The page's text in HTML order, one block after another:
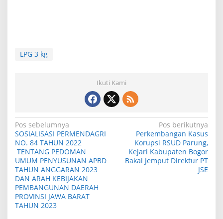
LPG 3 kg
Ikuti Kami
N
a
v
i
g
a
s
Pos sebelumnya
SOSIALISASI PERMENDAGRI
NO. 84 TAHUN 2022
TENTANG PEDOMAN
UMUM PENYUSUNAN APBD
TAHUN ANGGARAN 2023
DAN ARAH KEBIJAKAN
PEMBANGUNAN DAERAH
PROVINSI JAWA BARAT
TAHUN 2023
Pos berikutnya
Perkembangan Kasus
Korupsi RSUD Parung,
Kejari Kabupaten Bogor
Bakal Jemput Direktur PT
JSE